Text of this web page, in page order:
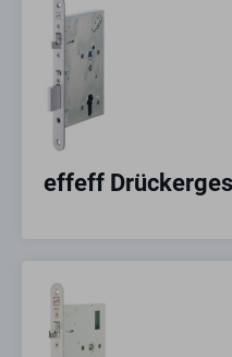
effeff